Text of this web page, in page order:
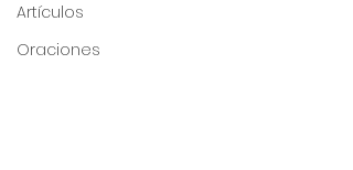
Artículos
Oraciones